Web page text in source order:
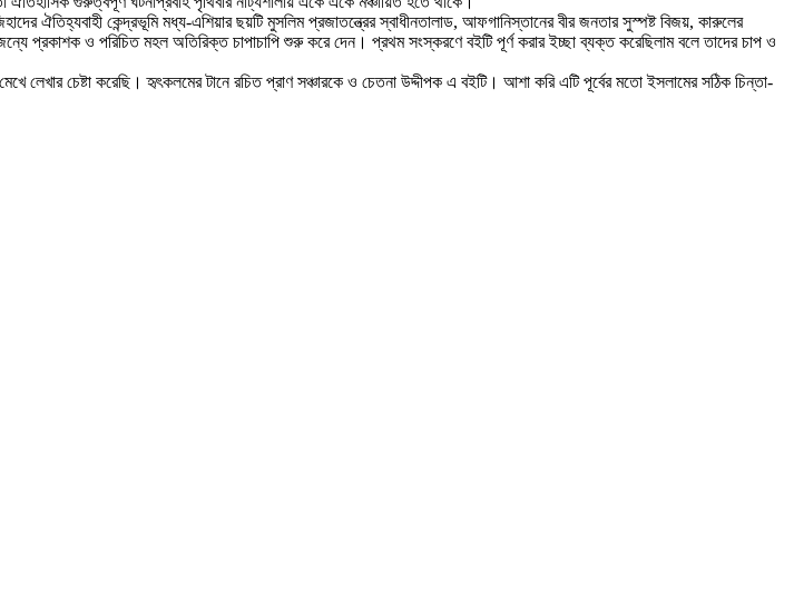
ঐতিহ্যবাহী কেন্দ্রভূমি মধ্য-এশিয়ার ছয়টি মুসলিম প্রজাতন্ত্রের স্বাধীনতালাড, আফগানিস্তানের বীর জনতার সুস্পষ্ট বিজয়, কারুলের
প্রকাশক ও পরিচিত মহল অতিরিক্ত চাপাচাপি শুরু করে দেন। প্রথম সংস্করণে বইটি পূর্ণ করার ইচ্ছা ব্যক্ত করেছিলাম বলে তাদের চাপ ও
লেখার চেষ্টা করেছি। হৃৎকলমের টানে রচিত প্রাণ সঞ্চারকে ও চেতনা উদ্দীপক এ বইটি। আশা করি এটি পূর্বের মতো ইসলামের সঠিক চিন্তা-